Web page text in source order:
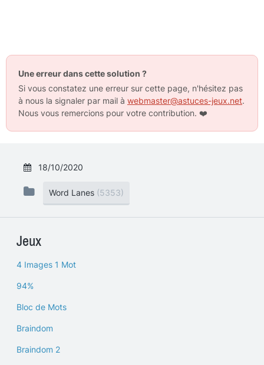
Une erreur dans cette solution ?
Si vous constatez une erreur sur cette page, n'hésitez pas
à nous la signaler par mail à webmaster@astuces-jeux.net.
Nous vous remercions pour votre contribution. ❤️
18/10/2020
Word Lanes (5353)
Jeux
4 Images 1 Mot
94%
Bloc de Mots
Braindom
Braindom 2